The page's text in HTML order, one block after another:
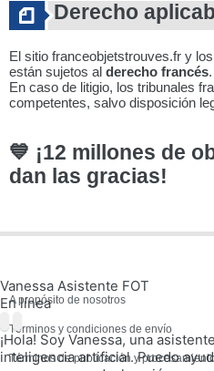
Derecho
El sitio franceobjetstrouves.fr y
están sujetos al derecho francés.
En caso de litigio, los tribunales
competentes, salvo disposición
💙 ¡12 millones de
dan las gracias!
A propósito de nosotros
Términos y condiciones de envío
Términos de publicación y
Vanessa Asistente FOT
En línea
¡Hola! Soy Vanessa, una
inteligencia artificial. Puedo